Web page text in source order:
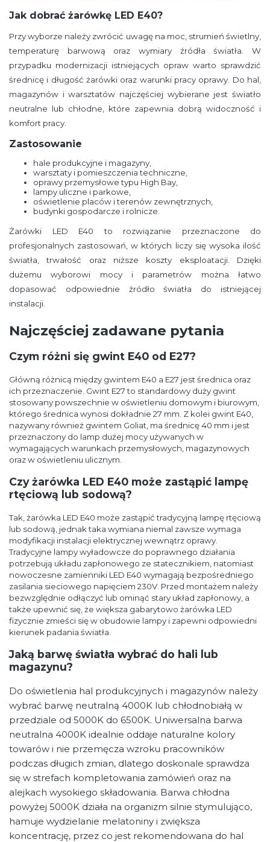
Jak dobrać żarówkę LED E40?
Przy wyborze należy zwrócić uwagę na moc, strumień świetlny,
temperaturę barwową oraz wymiary źródła światła. W
przypadku modernizacji istniejących opraw warto sprawdzić
średnicę i długość żarówki oraz warunki pracy oprawy. Do hal,
magazynów i warsztatów najczęściej wybierane jest światło
neutralne lub chłodne, które zapewnia dobrą widoczność i
komfort pracy.
Zastosowanie
hale produkcyjne i magazyny,
warsztaty i pomieszczenia techniczne,
oprawy przemysłowe typu High Bay,
lampy uliczne i parkowe,
oświetlenie placów i terenów zewnętrznych,
budynki gospodarcze i rolnicze.
Żarówki LED E40 to rozwiązanie przeznaczone do
profesjonalnych zastosowań, w których liczy się wysoka ilość
światła, trwałość oraz niższe koszty eksploatacji. Dzięki
dużemu wyborowi mocy i parametrów można łatwo
dopasować odpowiednie źródło światła do istniejącej
instalacji.
Najczęściej zadawane pytania
Czym różni się gwint E40 od E27?
Główną różnicą między gwintem E40 a E27 jest średnica oraz
ich przeznaczenie. Gwint E27 to standardowy duży gwint
stosowany powszechnie w oświetleniu domowym i biurowym,
którego średnica wynosi dokładnie 27 mm. Z kolei gwint E40,
nazywany również gwintem Goliat, ma średnicę 40 mm i jest
przeznaczony do lamp dużej mocy używanych w
wymagających warunkach przemysłowych, magazynowych
oraz w oświetleniu ulicznym.
Czy żarówka LED E40 może zastąpić lampę
rtęciową lub sodową?
Tak, żarówka LED E40 może zastąpić tradycyjną lampę rtęciową
lub sodową, jednak taka wymiana niemal zawsze wymaga
modyfikacji instalacji elektrycznej wewnątrz oprawy.
Tradycyjne lampy wyładowcze do poprawnego działania
potrzebują układu zapłonowego ze statecznikiem, natomiast
nowoczesne zamienniki LED E40 wymagają bezpośredniego
zasilania sieciowego napięciem 230V. Przed montażem należy
bezwzględnie odłączyć lub ominąć stary układ zapłonowy, a
także upewnić się, że większa gabarytowo żarówka LED
fizycznie zmieści się w obudowie lampy i zapewni odpowiedni
kierunek padania światła.
Jaką barwę światła wybrać do hali lub
magazynu?
Do oświetlenia hal produkcyjnych i magazynów należy
wybrać barwę neutralną 4000K lub chłodnobiałą w
przedziale od 5000K do 6500K. Uniwersalna barwa
neutralna 4000K idealnie oddaje naturalne kolory
towarów i nie przemęcza wzroku pracowników
podczas długich zmian, dlatego doskonale sprawdza
się w strefach kompletowania zamówień oraz na
alejkach wysokiego składowania. Barwa chłodna
powyżej 5000K działa na organizm silnie stymulująco,
hamuje wydzielanie melatoniny i zwiększa
koncentrację, przez co jest rekomendowana do hal